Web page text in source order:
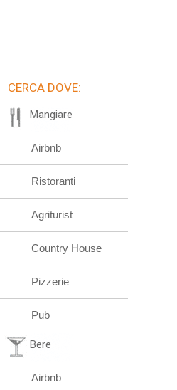
CERCA DOVE:
Mangiare
Airbnb
Ristoranti
Agriturist
Country House
Pizzerie
Pub
Bere
Airbnb